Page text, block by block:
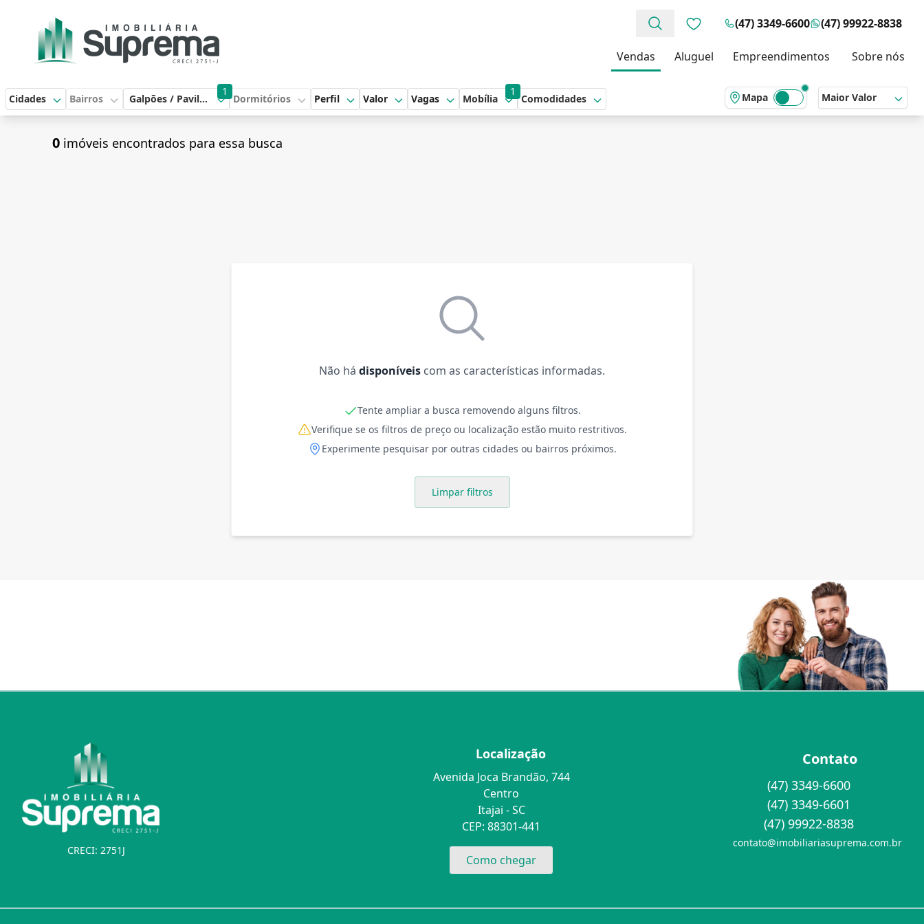
Favoritos (0 itens)
(47) 3349-6600 (47) 99922-8838
Vendas Aluguel Empreendimentos Sobre nós
Cidades Bairros
1
Galpões / Pavilhões Dormitórios Perfil Valor Vagas
1
Mobília Comodidades Mapa Maior Valor
0 imóveis encontrados para essa busca
Não há disponíveis com as características informadas.
Tente ampliar a busca removendo alguns filtros.
Verifique se os filtros de preço ou localização estão muito restritivos.
Experimente pesquisar por outras cidades ou bairros próximos.
Limpar filtros
CRECI: 2751J
Localização
Avenida Joca Brandão, 744
Centro
Itajai - SC
CEP: 88301-441
Como chegar
Contato
(47) 3349-6600
(47) 3349-6601
(47) 99922-8838
contato@imobiliariasuprema.com.br